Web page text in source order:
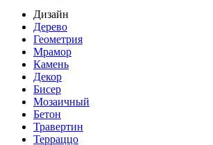
Дизайн
Дерево
Геометрия
Мрамор
Камень
Декор
Бисер
Мозаичный
Бетон
Травертин
Терраццо